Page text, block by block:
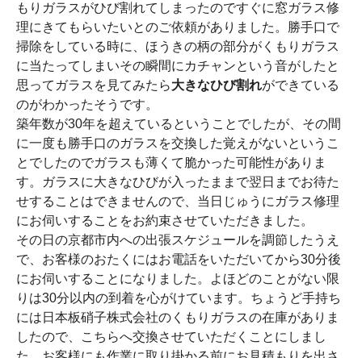
もりガラスがひび割れてしまったのですぐに窓ガラス修
理にきてもらいたいとのご依頼がありました。勝手口で
掃除をしている時に、ほうきの柄の部分がくもりガラス
に当たってしまいその瞬間にカチャンという音がしたと
思ってガラスを見てみたら大きなひび割れができている
のがわかったそうです。
築年数が30年を超えているということでしたが、その間
に一度も勝手口のガラスを交換した覚えがないというこ
とでしたのでガラスも薄くて脆かった可能性がありま
す。ガラスに大きなひびが入ったままで翌日までお待た
せすることはできませんので、当日じゅうにガラス修理
にお伺いすることをお約束させていただきました。
その日の京都市内への出張スケジュールを調節したうえ
で、お客様のおたくにはお電話をいただいてから30分後
にお伺いすることになりました。よほどのことがない限
りは30分以内の到着を心がけています。ちょうど手持ち
には日本板硝子株式会社のくもりガラスの在庫がありま
したので、こちらへ交換させていただくことにしまし